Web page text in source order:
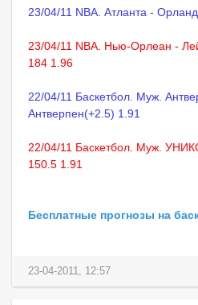
23/04/11 NBA. Атланта -
23/04/11 NBA. Нью-Орлеан -
184 1.96
22/04/11 Баскетбол. Муж.
Антверпен(+2.5) 1.91
22/04/11 Баскетбол. Муж.
150.5 1.91
Бесплатные прогнозы на
23-04-2011, 12:57